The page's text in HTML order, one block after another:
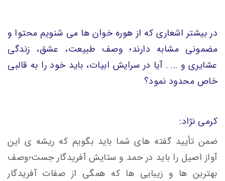
در بیشتر اشعاری که از هوره خوان ها می شنویم محتوا و
مضمونی مشابه دارند؛ وصف طبیعت، عشق، زندگی
عشایری و ... . آیا در سرایش ابیات، باید خود را به قالبی
خاص محدود نمود؟
کرمی نژاد:
ضمن تأیید گفته های شما باید بگویم که ریشه ی این
آواز اصیل را باید در حمد و ستایش آفریدگار جست؛وصف
بهترین ها و زیبایی ها که همگی از صفات آفریدگار